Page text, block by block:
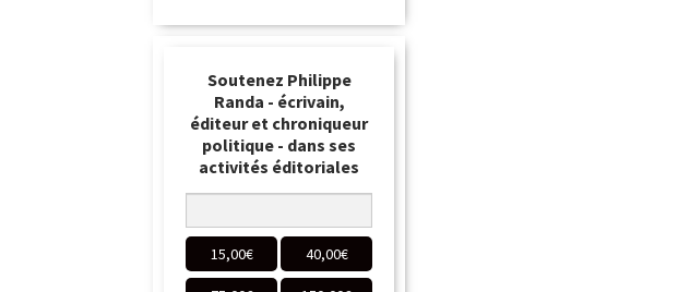
Soutenez Philippe
Randa - écrivain,
éditeur et chroniqueur
politique - dans ses
activités éditoriales
15,00€ 40,00€